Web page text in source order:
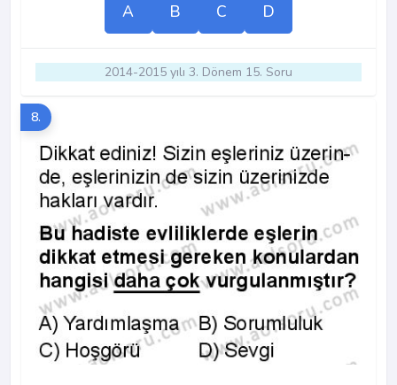
A B C D
2014-2015 yılı 3. Dönem 15. Soru
8.